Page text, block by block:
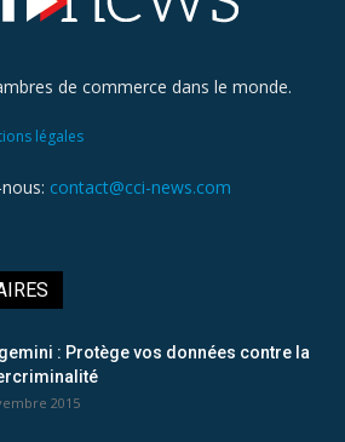
de commerce dans le monde.
légales
contact@cci-news.com
: Protège vos données contre la
2015